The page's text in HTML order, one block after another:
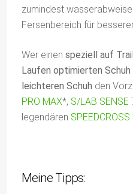
zumindest
Fersenbereich für
Wer einen speziell auf
Laufen optimierten Schuh
leichteren Schuh den
PRO MAX*, S/LAB SENSE
legendären SPEEDCROSS
Meine Tipps: